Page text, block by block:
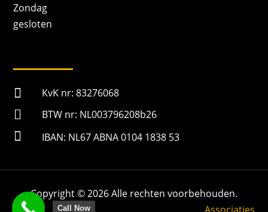
Zondag
gesloten
 KvK nr: 83276068
 BTW nr: NL003796208b26
 IBAN: NL67 ABNA 0104 1838 53
Copyright © 2026 Alle rechten voorbehouden.
Call Now